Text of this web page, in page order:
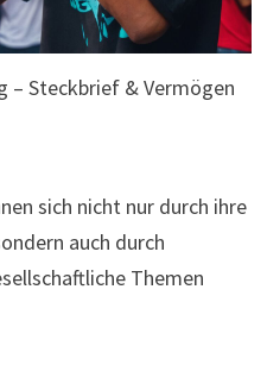
– Steckbrief & Vermögen
sich nicht nur durch ihre
auch durch
Themen